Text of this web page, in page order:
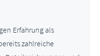
Erfahrung als
zahlreiche